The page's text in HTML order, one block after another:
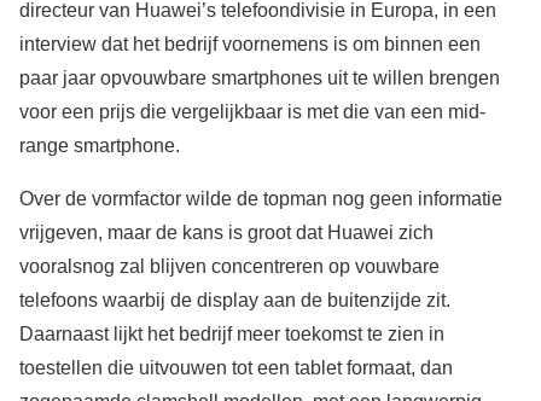
directeur van Huawei’s telefoondivisie in Europa, in een
interview dat het bedrijf voornemens is om binnen een
paar jaar opvouwbare smartphones uit te willen brengen
voor een prijs die vergelijkbaar is met die van een mid-
range smartphone.
Over de vormfactor wilde de topman nog geen informatie
vrijgeven, maar de kans is groot dat Huawei zich
vooralsnog zal blijven concentreren op vouwbare
telefoons waarbij de display aan de buitenzijde zit.
Daarnaast lijkt het bedrijf meer toekomst te zien in
toestellen die uitvouwen tot een tablet formaat, dan